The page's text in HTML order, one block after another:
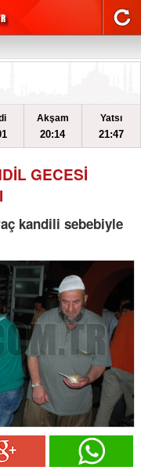
Akşam
20:14
Yatsı
21:47
GECESİ
kandili sebebiyle